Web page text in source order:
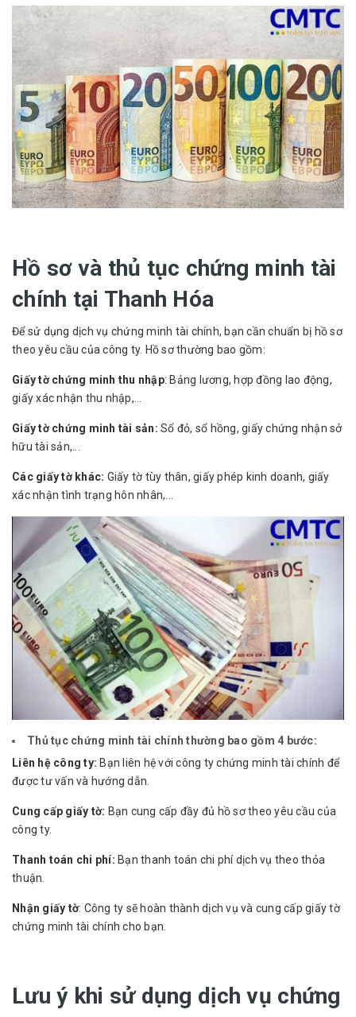
Hồ sơ và thủ tục chứng minh tài
chính tại Thanh Hóa
Để sử dụng dịch vụ chứng minh tài chính, bạn cần chuẩn bị hồ sơ
theo yêu cầu của công ty. Hồ sơ thường bao gồm:
Giấy tờ chứng minh thu nhập: Bảng lương, hợp đồng lao động,
giấy xác nhận thu nhập,...
Giấy tờ chứng minh tài sản: Sổ đỏ, sổ hồng, giấy chứng nhận sở
hữu tài sản,...
Các giấy tờ khác: Giấy tờ tùy thân, giấy phép kinh doanh, giấy
xác nhận tình trạng hôn nhân,...
Thủ tục chứng minh tài chính thường bao gồm 4 bước:
Liên hệ công ty: Bạn liên hệ với công ty chứng minh tài chính để
được tư vấn và hướng dẫn.
Cung cấp giấy tờ: Bạn cung cấp đầy đủ hồ sơ theo yêu cầu của
công ty.
Thanh toán chi phí: Bạn thanh toán chi phí dịch vụ theo thỏa
thuận.
Nhận giấy tờ: Công ty sẽ hoàn thành dịch vụ và cung cấp giấy tờ
chứng minh tài chính cho bạn.
Lưu ý khi sử dụng dịch vụ chứng